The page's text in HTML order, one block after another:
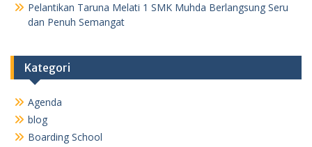
Pelantikan Taruna Melati 1 SMK Muhda Berlangsung Seru
dan Penuh Semangat
Kategori
Agenda
blog
Boarding School